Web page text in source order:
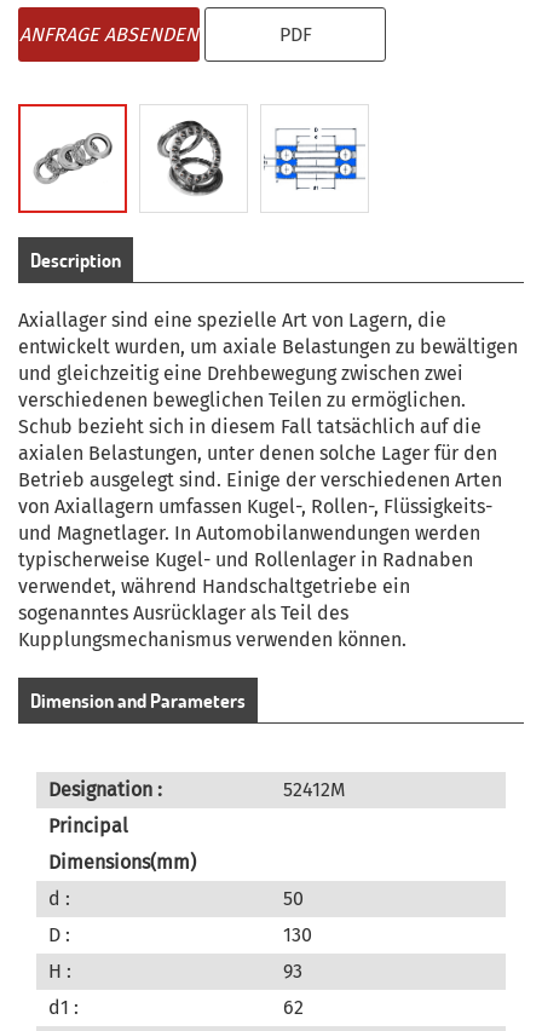
ANFRAGE ABSENDEN PDF
Description
Axiallager sind eine spezielle Art von Lagern, die
entwickelt wurden, um axiale Belastungen zu bewältigen
und gleichzeitig eine Drehbewegung zwischen zwei
verschiedenen beweglichen Teilen zu ermöglichen.
Schub bezieht sich in diesem Fall tatsächlich auf die
axialen Belastungen, unter denen solche Lager für den
Betrieb ausgelegt sind. Einige der verschiedenen Arten
von Axiallagern umfassen Kugel-, Rollen-, Flüssigkeits-
und Magnetlager. In Automobilanwendungen werden
typischerweise Kugel- und Rollenlager in Radnaben
verwendet, während Handschaltgetriebe ein
sogenanntes Ausrücklager als Teil des
Kupplungsmechanismus verwenden können.
Dimension and Parameters
Designation :
52412M
Principal
Dimensions(mm)
d :
50
D :
130
H :
93
d1 :
62